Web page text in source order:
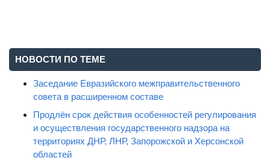
НОВОСТИ ПО ТЕМЕ
Заседание Евразийского межправительственного
совета в расширенном составе
Продлён срок действия особенностей регулирования
и осуществления государственного надзора на
территориях ДНР, ЛНР, Запорожской и Херсонской
областей